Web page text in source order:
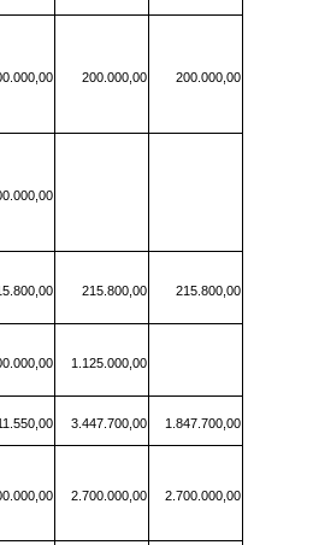
200.000,00 200.000,00
215.800,00 215.800,00
1.125.000,00
3.447.700,00 1.847.700,00
2.700.000,00 2.700.000,00